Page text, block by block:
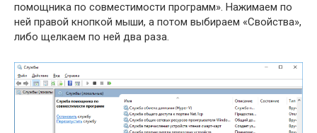
помощника по совместимости программ». Нажимаем по
ней правой кнопкой мыши, а потом выбираем «Свойства»,
либо щелкаем по ней два раза.